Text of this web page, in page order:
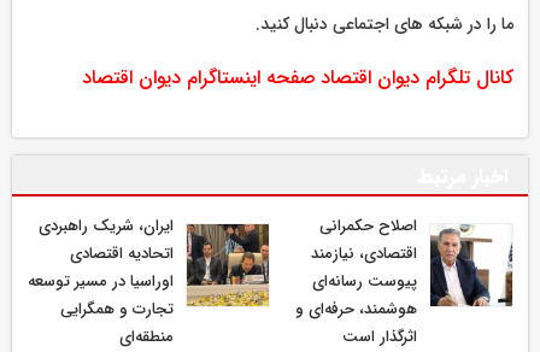
ما را در شبکه های اجتماعی دنبال کنید.
کانال تلگرام دیوان اقتصاد صفحه اینستاگرام دیوان اقتصاد
اصلاح حکمرانی
اقتصادی، نیازمند
پیوست رسانه‌ای
هوشمند، حرفه‌ای و
اثرگذار است
ایران، شریک راهبردی
اتحادیه اقتصادی
اوراسیا در مسیر توسعه
تجارت و همگرایی
منطقه‌ای